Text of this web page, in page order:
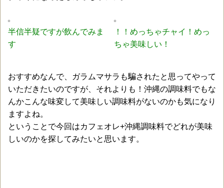
半信半疑ですが飲んでみま
す
！！めっちゃチャイ！めっ
ちゃ美味しい！
おすすめなんで、ガラムマサラも騙されたと思ってやって
いただきたいのですが、それよりも！沖縄の調味料でもな
んかこんな味変して美味しい調味料がないのかも気になり
ますよね。
ということで今回はカフェオレ+沖縄調味料でどれが美味
しいのかを探してみたいと思います。